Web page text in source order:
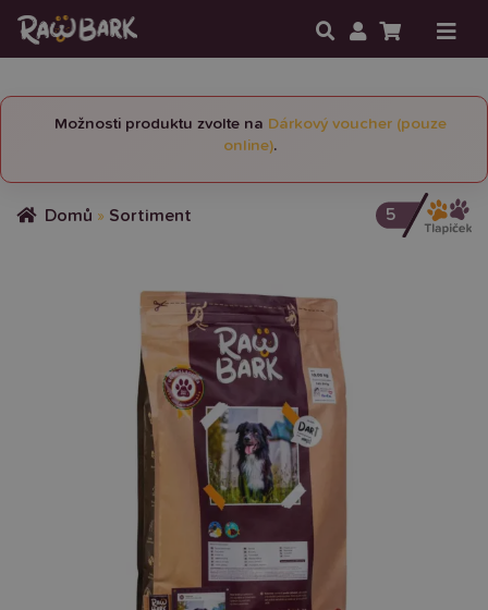
Možnosti produktu zvolte na Dárkový voucher (pouze
online).
Domů » Sortiment 5